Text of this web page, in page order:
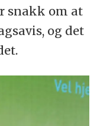
snakk om at
og det